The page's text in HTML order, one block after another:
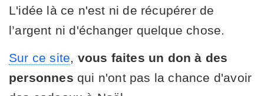
L'idée là ce n'est ni de récupérer de
l’argent ni d'échanger quelque chose.
Sur ce site
vous faites un don à des
personnes qui n'ont pas la chance d'avoir